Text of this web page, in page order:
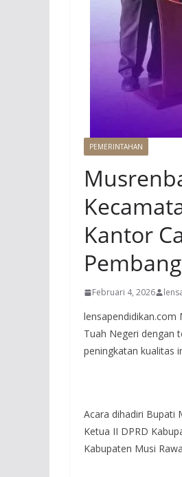
PEMERINTAHAN
Kantor
Februari 4, 2026
lensapendidikan.com
Tuah Negeri dengan
peningkatan kualitas
Acara dihadiri Bupati
Ketua II DPRD
Kabupaten Musi